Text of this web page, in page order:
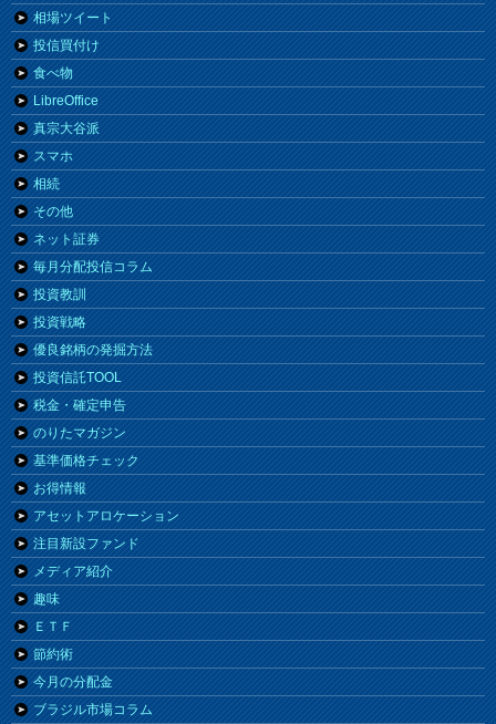
相場ツイート
投信買付け
食べ物
LibreOffice
真宗大谷派
スマホ
相続
その他
ネット証券
毎月分配投信コラム
投資教訓
投資戦略
優良銘柄の発掘方法
投資信託TOOL
税金・確定申告
のりたマガジン
基準価格チェック
お得情報
アセットアロケーション
注目新設ファンド
メディア紹介
趣味
ＥＴＦ
節約術
今月の分配金
ブラジル市場コラム